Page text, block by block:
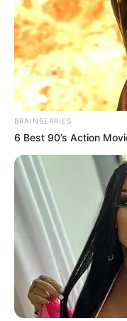
BRAINBERRIES
6 Best 90’s Action